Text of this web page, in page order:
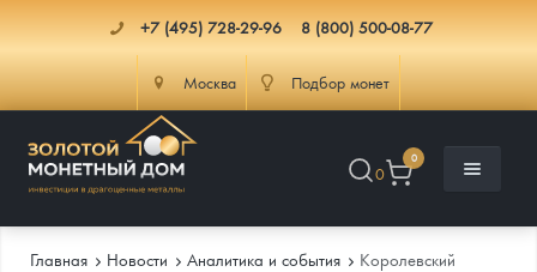
+7 (495) 728-29-96 8 (800) 500-08-77
Москва Подбор монет
0
0
Главная Новости Аналитика и события
Королевский